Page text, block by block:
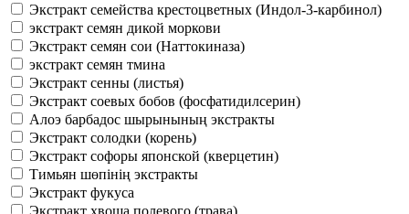
Экстракт семейства крестоцветных (Индол-3-карбинол)
экстракт семян дикой моркови
Экстракт семян сои (Наттокиназа)
экстракт семян тмина
Экстракт сенны (листья)
Экстракт соевых бобов (фосфатидилсерин)
Алоэ барбадос шырынының экстракты
Экстракт солодки (корень)
Экстракт софоры японской (кверцетин)
Тимьян шөпінің экстракты
Экстракт фукуса
Экстракт хвоща полевого (трава)